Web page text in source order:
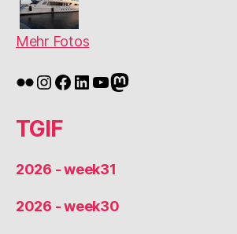
Mehr Fotos
Flickr
Instagram
Facebook
LinkedIn
YouTube
Mastodon
TGIF
2026 - week31
2026 - week30